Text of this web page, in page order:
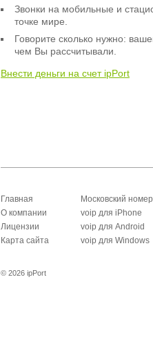
Звонки на мобильные и
точке мире.
Говорите сколько нужно:
чем Вы рассчитывали.
Внести деньги на счет ipPort
Главная
О компании
Лицензии
Карта сайта
Московский номер
voip для iPhone
voip для Android
voip для Windows
© 2026 ipPort